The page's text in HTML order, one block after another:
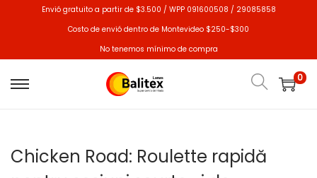
Envió gratuito a partir de $3.500 / WPP 091600508 / 29085858
Costo de envió dentro de Montevideo $250-$300
No tenemos mínimo de compra
0
Chicken Road: Roulette rapidă